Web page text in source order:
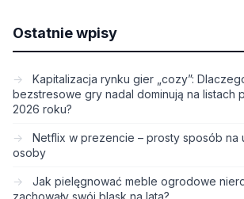
Ostatnie wpisy
Kapitalizacja rynku gier „cozy”:
bezstresowe gry nadal dominują na listach
2026 roku?
Netflix w prezencie – prosty sposób na
osoby
Jak pielęgnować meble ogrodowe
zachowały swój blask na lata?